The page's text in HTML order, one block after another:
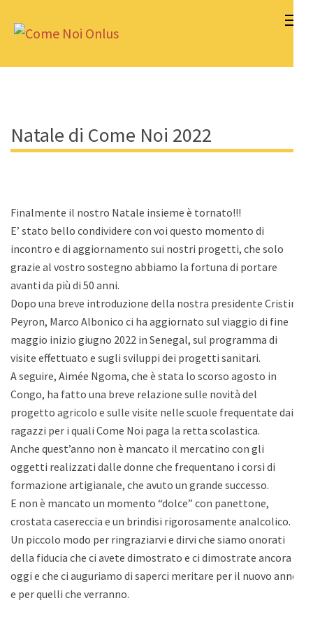
Natale di Come Noi 2022
Finalmente il nostro Natale insieme è tornato!!!
E’ stato bello condividere con voi questo momento di
incontro e di aggiornamento sui nostri progetti, che solo
grazie al vostro sostegno abbiamo la fortuna di portare
avanti da più di 50 anni.
Dopo una breve introduzione della nostra presidente Cristina
Peyron, Marco Albonico ci ha aggiornato sul viaggio di fine
maggio inizio giugno 2022 in Senegal, sul programma di
visite effettuato e sugli sviluppi dei progetti sanitari.
A seguire, Aimée Ngoma, che è stata lo scorso agosto in
Congo, ha fatto una breve relazione sulle novità del
progetto agricolo e sulle visite nelle scuole frequentate dai
ragazzi per i quali Come Noi paga la retta scolastica.
Anche quest’anno non è mancato il mercatino con gli
oggetti realizzati dalle donne che frequentano i corsi di
formazione artigianale, che avuto un grande successo.
E non è mancato un momento “dolce” con panettone,
crostata casereccia e un brindisi rigorosamente analcolico.
Un piccolo modo per ringraziarvi e dirvi che siamo onorati
della fiducia che ci avete dimostrato e ci dimostrate ancora
oggi e che ci auguriamo di saperci meritare per il nuovo anno
e per quelli che verranno.